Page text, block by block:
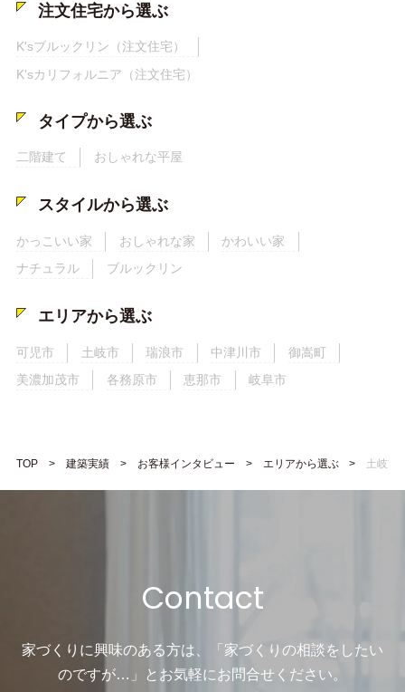
注文住宅から選ぶ
K'sブルックリン（注文住宅）
K'sカリフォルニア（注文住宅）
タイプから選ぶ
二階建て おしゃれな平屋
スタイルから選ぶ
かっこいい家 おしゃれな家
かわいい家
ナチュラル
ブルックリン
エリアから選ぶ
可児市 土岐市 瑞浪市 中津川市
御嵩町
美濃加茂市
各務原市 恵那市 岐阜市
TOP 建築実績 お客様インタビュー エリアから選ぶ 土岐市
Contact
家づくりに興味のある方は、「家づくりの相談をしたい
のですが…」と お気軽にお問合せください。